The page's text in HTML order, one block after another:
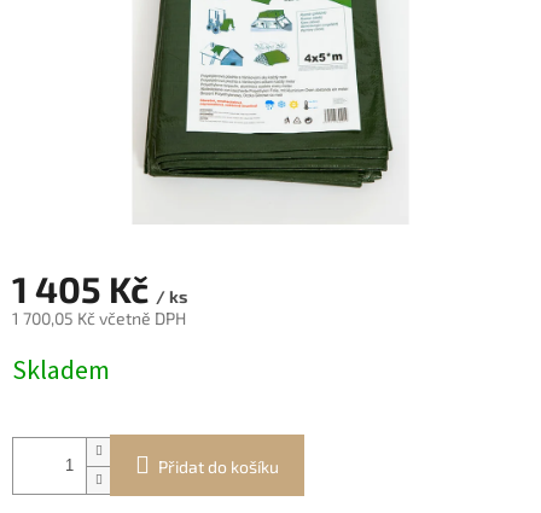
1 405 Kč / ks
1 700,05 Kč včetně DPH
cena:
Skladem
Přidat do košíku